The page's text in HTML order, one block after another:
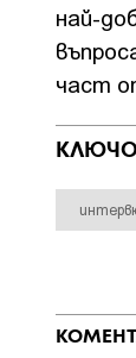
най-
част